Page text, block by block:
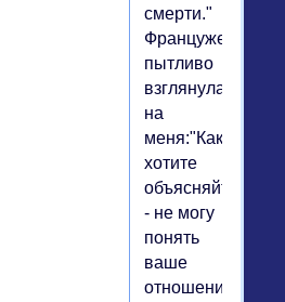
смерти."
Француженка
пытливо
взглянула
на
меня:"Как
хотите
объясняйте
- не могу
понять
ваше
отношение